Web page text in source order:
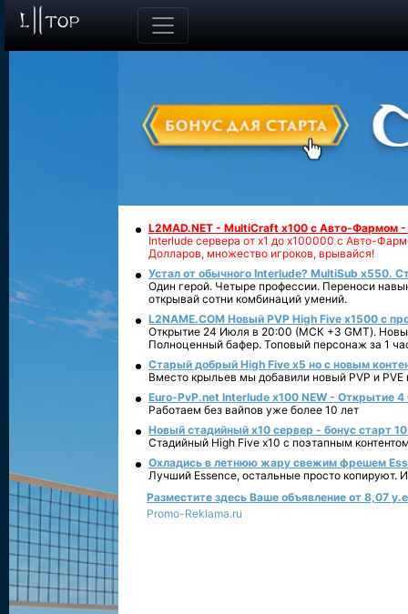
L2MAD.NET - MultiCraft x100 с Авто-Фармом
Interlude сервера от х1 до х100000 с Авто-
Долларов, множество игроков, врывайся!
Устал от обычного Interlude? MultiSub x550.
Один герой. Четыре профессии. Переноси
открывай сотни комбинаций умений.
L2NAME.COM Новый PVP High Five x1500 с
Открытие 24 Июля в 20:00 (МСК +3 GMT).
Полноценный бафер. Топовый персонаж за 1
Старый добрый High Five x5 но с новым
Вместо крыльев мы добавили новый PVP и PVE
Euro-PvP.net Interlude х100 NEW - Открытие 4
Работаем без вайпов уже более 10 лет
Новый стадийный х10 сервер - бонус старт
Стадийный High Five x10 с поэтапным
Охладись в летнюю жару свежим фрешем
Лучший Essence, остальные просто копируют.
Разместите здесь Ваше объявление от 8,07
Promo-Reklama.ru